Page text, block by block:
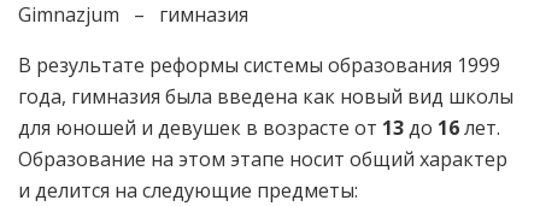
Gimnazjum – гимназия
В результате реформы системы образования 1999
года, гимназия была введена как новый вид школы
для юношей и девушек в возрасте от 13до 16лет.
Образование на этом этапе носит общий характер
и делится на следующие предметы: